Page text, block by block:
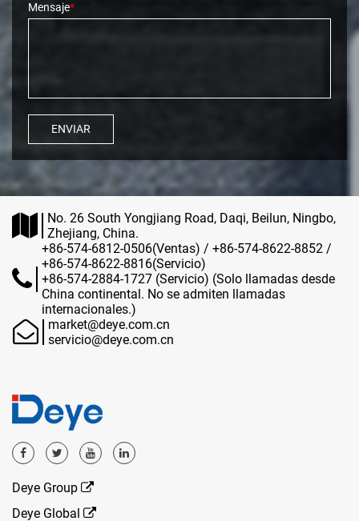
Mensaje*
ENVIAR
No. 26 South Yongjiang Road, Daqi, Beilun, Ningbo,
Zhejiang, China.
+86-574-6812-0506(Ventas) / +86-574-8622-8852 /
+86-574-8622-8816(Servicio)
+86-574-2884-1727 (Servicio) (Solo llamadas desde
China continental. No se admiten llamadas
internacionales.)
market@deye.com.cn
servicio@deye.com.cn
Deye Group
Deye Global